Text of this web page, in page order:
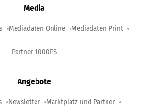
Media
Mediadaten Online Mediadaten Print
Partner 1000PS
Angebote
Newsletter Marktplatz und Partner